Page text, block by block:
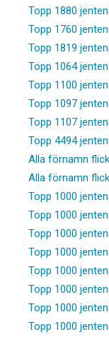
Topp 1880
Topp 1760
Topp 1819
Topp 1064
Topp 1100
Topp 1097
Topp 1107
Topp 4494
Alla förnamn
Alla förnamn
Topp 1000
Topp 1000
Topp 1000
Topp 1000
Topp 1000
Topp 1000
Topp 1000
Topp 1000